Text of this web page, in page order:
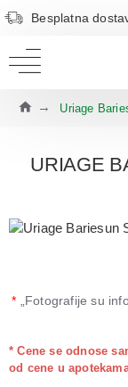
Besplatna
Uriage
URIAGE
* „Fotografije su
* Cene se odnose
od cene u